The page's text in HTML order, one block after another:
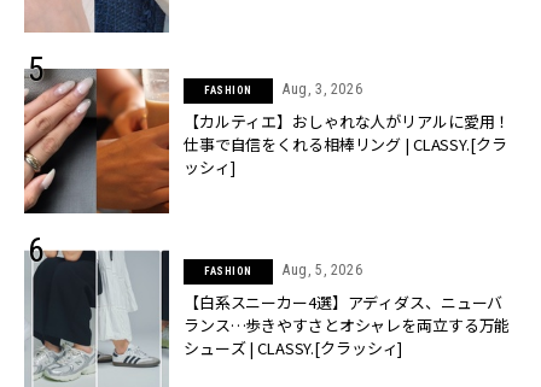
FASHION Aug, 3, 2026
【カルティエ】おしゃれな人がリアルに愛用！
仕事で自信をくれる相棒リング | CLASSY.[クラ
ッシィ]
FASHION Aug, 5, 2026
【白系スニーカー4選】アディダス、ニューバ
ランス…歩きやすさとオシャレを両立する万能
シューズ | CLASSY.[クラッシィ]